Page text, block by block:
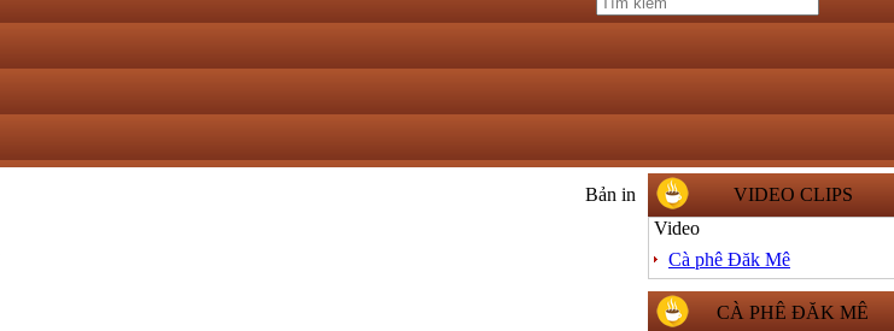
Bản in
VIDEO CLIPS
Video
Cà phê Đăk Mê
CÀ PHÊ ĐĂK MÊ